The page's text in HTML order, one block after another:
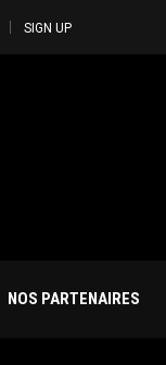
SIGN UP
NOS PARTENAIRES